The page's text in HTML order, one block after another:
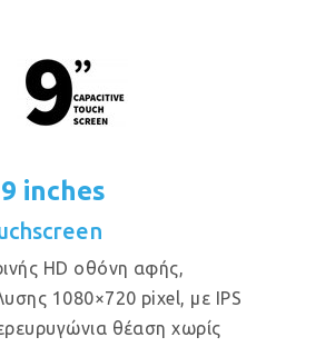
inches
HD οθόνη αφής,
1080×720 pixel, με IPS
θέαση χωρίς